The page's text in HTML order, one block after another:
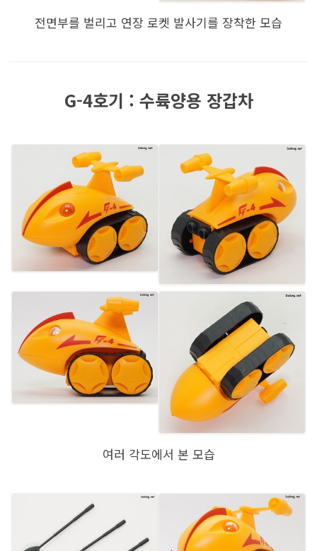
전면부를 벌리고 연장 로켓 발사기를 장착한 모습
G-4호기 : 수륙양용 장갑차
여러 각도에서 본 모습